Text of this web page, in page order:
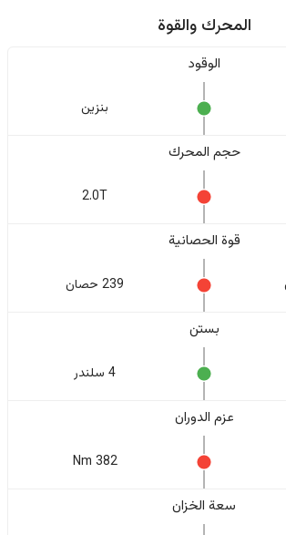
المحرك والقوة
الوقود
بنزين
حجم المحرك
2.0T
قوة الحصانية
239 حصان
بستن
4 سلندر
عزم الدوران
382 Nm
سعة الخزان